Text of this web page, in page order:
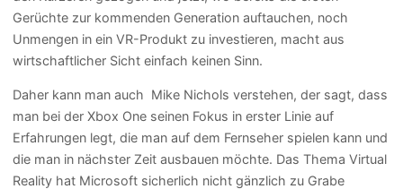
Gerüchte zur kommenden Generation auftauchen, noch
Unmengen in ein VR-Produkt zu investieren, macht aus
wirtschaftlicher Sicht einfach keinen Sinn.
Daher kann man auch Mike Nichols verstehen, der sagt, dass
man bei der Xbox One seinen Fokus in erster Linie auf
Erfahrungen legt, die man auf dem Fernseher spielen kann und
die man in nächster Zeit ausbauen möchte. Das Thema Virtual
Reality hat Microsoft sicherlich nicht gänzlich zu Grabe